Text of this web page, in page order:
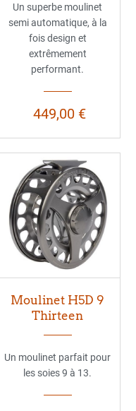
Un superbe moulinet
semi automatique, à la
fois design et
extrêmement
performant.
449,00 €
Moulinet H5D 9
Thirteen
Un moulinet parfait pour
les soies 9 à 13.